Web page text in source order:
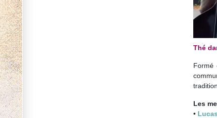
Thé
Formé
Les
•